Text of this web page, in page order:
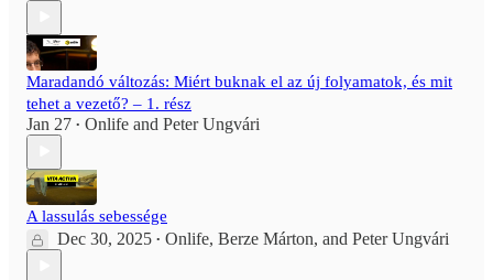
Maradandó változás: Miért buknak el az új folyamatok, és mit
tehet a vezető? – 1. rész
Jan 27 • Onlife and Peter Ungvári
A lassulás sebessége
Dec 30, 2025 • Onlife, Berze Márton, and Peter Ungvári